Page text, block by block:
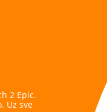
2 Epic.
Uz sve